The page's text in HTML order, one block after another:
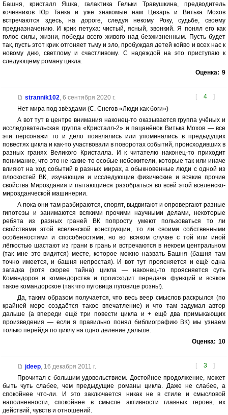
Башня, кристалл Яшка, галактика Гельки Травушкина, предводитель
кочевников Юр Танка и уже знакомые нам Цезарь и Витька Мохов
встречаются здесь, на дороге, следуя некому Року, судьбе, своему
предназначению. И крик петуха: чистый, ясный, звонкий. Я понял его как
голос силы, жизни, победы всего живого над безжизненным. Пусть будет
так, пусть этот крик отгоняет тьму и зло, пробуждая детей койво и всех нас к
новому дню, светлому и счастливому. С надеждой на это приступаю к
следующему роману цикла.
Оценка: 9
[ 4 ]
strannik102, 6 сентября 2020 г.
Нет мира под звёздами (С. Снегов «Люди как боги»)
А вот тут в центре внимания наконец-то оказывается группа учёных и
исследовательская группа «Кристалл-2» и пацанёнок Витька Мохов — все
эти персонажи то и дело появлялись или упоминались в предыдущих
повестях цикла и как-то участвовали в поворотах событий, происходивших в
разных гранях Великого Кристалла. И к читателю наконец-то приходит
понимание, что это не какие-то особые небожители, которые так или иначе
влияют на ход событий в разных мирах, а обыкновенные люди с одной из
плоскостей ВК, изучающие и исследующие физические и всякие прочие
свойства Мироздания и пытающиеся разобраться во всей этой вселенско-
мирозданческой машинерии.
А пока они там разбираются, спорят, выдвигают и опровергают разные
гипотезы и занимаются всякими прочими научными делами, некоторые
ребята из разных граней ВК попросту умеют пользоваться то ли
свойствами этой вселенской конструкции, то ли своими собственными
особенностями и способностями, но во всяком случае с той или иной
лёгкостью шастают из грани в грань и встречаются в некоем центральном
(так мне это видится) месте, которое можно назвать Башня (башня там
точно имеется, и башня непростая). И вот тут проясняется и ещё одна
загадка (хотя скорее тайна) цикла — наконец-то проясняется суть
Командоров и командорства и происходит передача функций и всякое
такое командорское (так что пуговица пуговице рознь!).
Да, таким образом получается, что весь веер смыслов раскрылся (по
крайней мере создаётся такое впечатление) и что там задумал автор
дальше (а впереди ещё три повести цикла и + ещё два примыкающих
произведения — если я правильно понял библиографию ВК) мы узнаем
только перейдя по циклу на одно деление дальше.
Оценка: 10
[ 3 ]
jdeep, 16 декабря 2011 г.
Прочитал с большим удовольствием. Достойное продолжение, может
быть чуть слабее, чем предыдущие романы цикла. Даже не слабее, а
спокойнее что-ли. И это заключается никак не в стиле и смысловой
наполненности, спокойнее в смысле активности главных героев, их
действий, чувств и отношений.